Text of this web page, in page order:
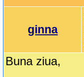
ginna
Buna ziua,